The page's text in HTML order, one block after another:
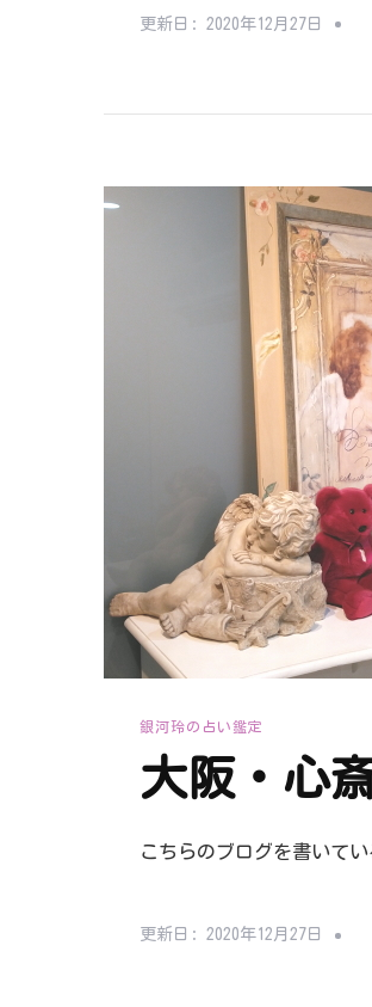
更新日: 2020年12月27日
銀河玲の占い鑑定
大阪・心
こちらのブログを書いて
更新日: 2020年12月27日